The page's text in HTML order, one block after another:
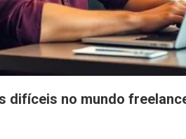
difíceis no mundo